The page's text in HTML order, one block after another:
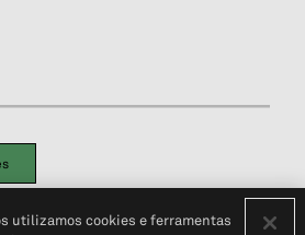
de privacidade do cliente (em inglês)
utilizamos cookies e ferramentas